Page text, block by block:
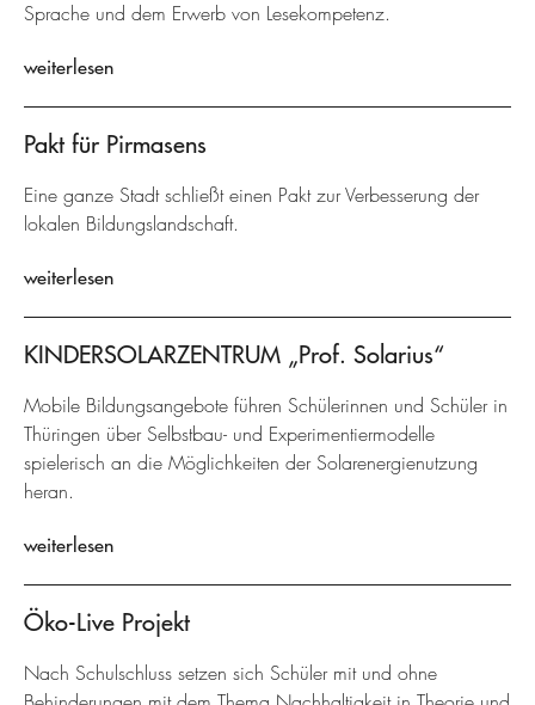
Sprache und dem Erwerb von Lesekompetenz.
weiterlesen
Pakt für Pirmasens
Eine ganze Stadt schließt einen Pakt zur Verbesserung der
lokalen Bildungslandschaft.
weiterlesen
KINDERSOLARZENTRUM „Prof. Solarius“
Mobile Bildungsangebote führen Schülerinnen und Schüler in
Thüringen über Selbstbau- und Experimentiermodelle
spielerisch an die Möglichkeiten der Solarenergienutzung
heran.
weiterlesen
Öko-Live Projekt
Nach Schulschluss setzen sich Schüler mit und ohne